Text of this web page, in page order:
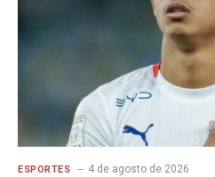
ESPORTES 4 de agosto de 2026